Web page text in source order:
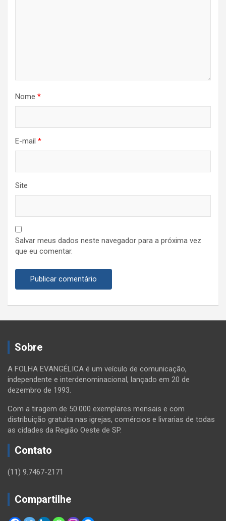
Nome *
E-mail *
Site
Salvar meus dados neste navegador para a próxima vez
que eu comentar.
Sobre
A FOLHA EVANGÉLICA é um veículo de comunicação,
independente e interdenominacional, lançado em 20 de
dezembro de 1993.
Com a tiragem de 50.000 exemplares mensais e com
distribuição gratuita nas igrejas, comércios e livrarias de todas
as cidades da Região Oeste de SP.
Contato
(11) 9.7467-2171
Compartilhe